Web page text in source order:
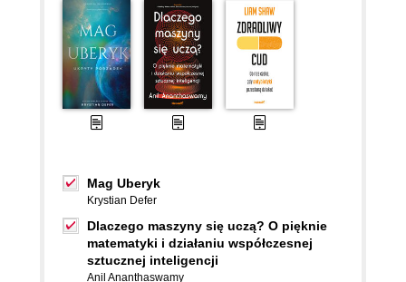
Mag Uberyk
Krystian Defer
Dlaczego maszyny się uczą? O pięknie
matematyki i działaniu współczesnej
sztucznej inteligencji
Anil Ananthaswamy